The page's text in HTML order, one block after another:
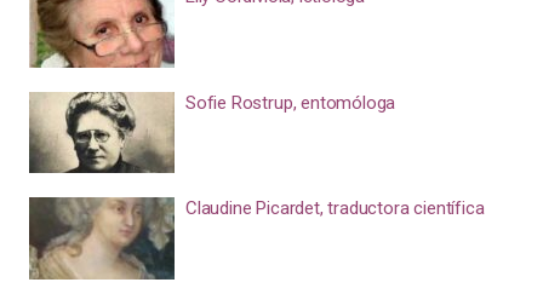
Sofie Rostrup, entomóloga
Claudine Picardet, traductora científica